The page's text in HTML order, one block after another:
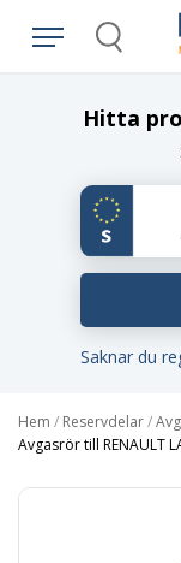
Search
Hitta
Saknar du
Hem / Reservdelar/
Avgasrör till RENAULT